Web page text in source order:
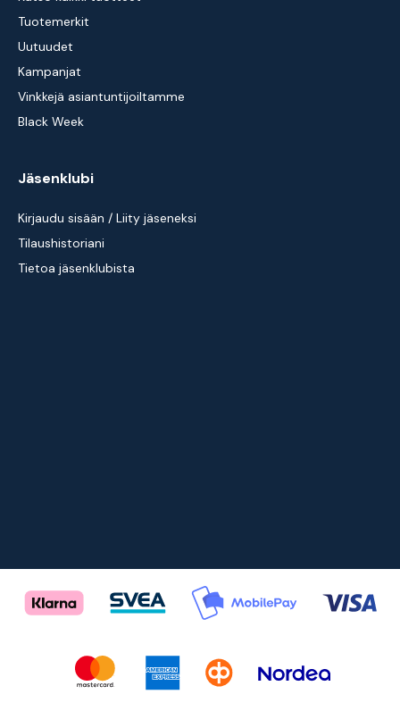
Tuotemerkit
Uutuudet
Kampanjat
Vinkkejä asiantuntijoiltamme
Black Week
Jäsenklubi
Kirjaudu sisään / Liity jäseneksi
Tilaushistoriani
Tietoa jäsenklubista